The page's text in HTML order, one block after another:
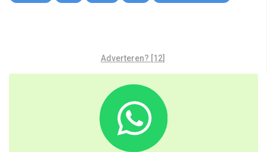
Adverteren? [12]